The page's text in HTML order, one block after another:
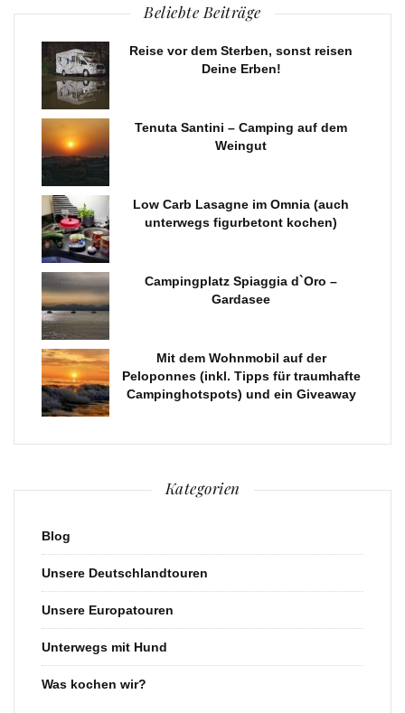
Beliebte Beiträge
Reise vor dem Sterben, sonst reisen
Deine Erben!
Tenuta Santini – Camping auf dem
Weingut
Low Carb Lasagne im Omnia (auch
unterwegs figurbetont kochen)
Campingplatz Spiaggia d`Oro –
Gardasee
Mit dem Wohnmobil auf der
Peloponnes (inkl. Tipps für traumhafte
Campinghotspots) und ein Giveaway
Kategorien
Blog
Unsere Deutschlandtouren
Unsere Europatouren
Unterwegs mit Hund
Was kochen wir?